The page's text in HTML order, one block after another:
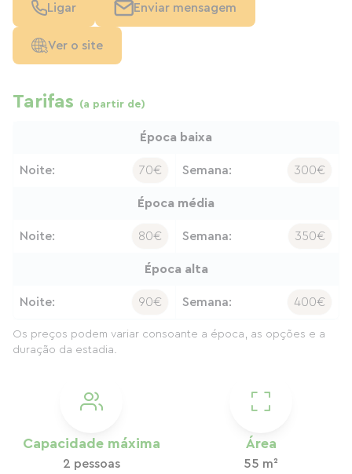
Capacidade máxima
2 pessoas
Área
55 m²
Ligar Enviar mensagem
Ver o site
Tarifas (a partir de)
Época baixa
Noite: 70€ Semana: 300€
Época média
Noite: 80€ Semana: 350€
Época alta
Noite: 90€ Semana: 400€
Os preços podem variar consoante a época, as opções e a
duração da estadia.